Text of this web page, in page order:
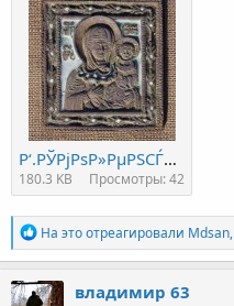
Р‘.РЎРјРѕР»РµРЅСЃРєР°СЏ РІС‹Рі(С‚РѕС‡РєРё).jpg
180.3 KB Просмотры: 42
Р
е
а
к
ц
На это отреагировали Mdsan,
владимир 63